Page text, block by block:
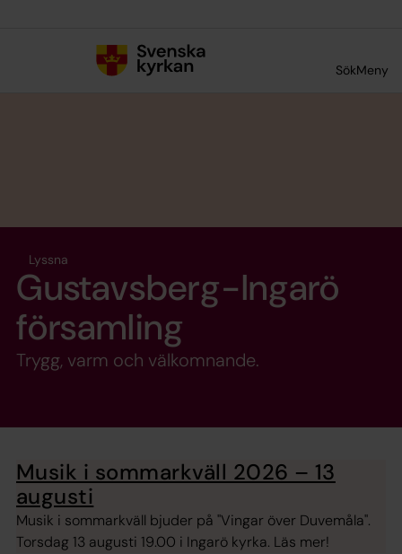
SökMeny
Lyssna
Gustavsberg-Ingarö
församling
Trygg, varm och välkomnande.
Musik i sommarkväll 2026 – 13
augusti
Musik i sommarkväll bjuder på "Vingar över Duvemåla".
Torsdag 13 augusti 19.00 i Ingarö kyrka. Läs mer!